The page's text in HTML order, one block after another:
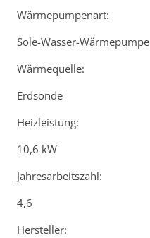
Wärmepumpenart:
Sole-Wasser-Wärmepumpe
Wärmequelle:
Erdsonde
Heizleistung:
10,6 kW
Jahresarbeitszahl:
4,6
Hersteller: